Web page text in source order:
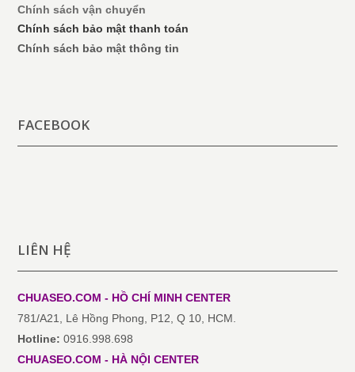
Chính sách vận chuyển
Chính sách bảo mật thanh toán
Chính sách bảo mật thông tin
FACEBOOK
LIÊN HỆ
CHUASEO.COM - HỒ CHÍ MINHCENTER
781/A21, Lê Hồng Phong, P12, Q 10, HCM.
Hotline: 0916.998.698
CHUASEO.COM - HÀ NỘICENTER